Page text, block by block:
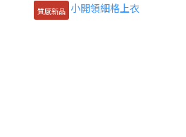
質感新品